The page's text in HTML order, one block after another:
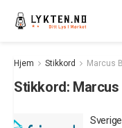
Hjem Stikkord Marcus
Stikkord: